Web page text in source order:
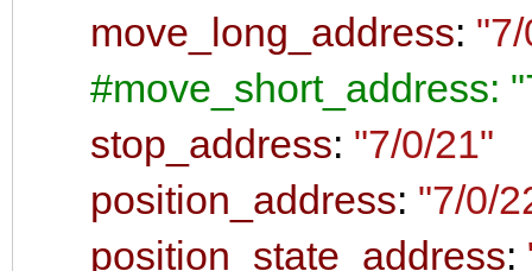
move_long_address:
#move_short_address:
stop_address: "7/0/21"
position_address: "7/0/
position_state_address: